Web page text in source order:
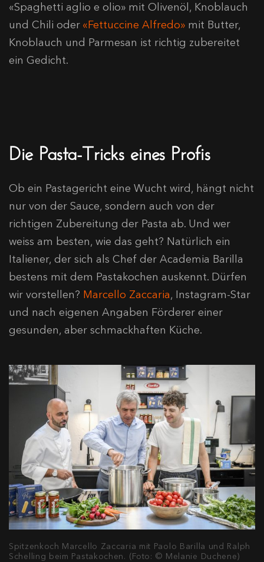
«Spaghetti aglio e olio» mit Olivenöl, Knoblauch
und Chili oder «Fettuccine Alfredo» mit Butter,
Knoblauch und Parmesan ist richtig zubereitet
ein Gedicht.
Die Pasta-Tricks eines Profis
Ob ein Pastagericht eine Wucht wird, hängt nicht
nur von der Sauce, sondern auch von der
richtigen Zubereitung der Pasta ab. Und wer
weiss am besten, wie das geht? Natürlich ein
Italiener, der sich als Chef der Academia Barilla
bestens mit dem Pastakochen auskennt. Dürfen
wir vorstellen? Marcello Zaccaria, Instagram-Star
und nach eigenen Angaben Förderer einer
gesunden, aber schmackhaften Küche.
Spitzenkoch Marcello Zaccaria mit Paolo Barilla und Ralph
Schelling beim Pastakochen. (Foto: © Melanie Duchene)